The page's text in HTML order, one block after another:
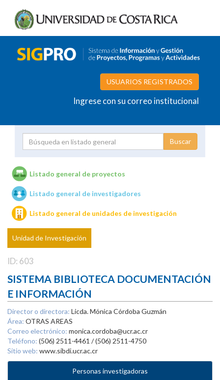
USUARIOS REGISTRADOS
Ingrese con su correo institucional
Unidades de investigación
Listado general de proyectos
Listado general de investigadores
Listado general de unidades de investigación
Unidad de Investigación
ID: 603
SISTEMA BIBLIOTECA DOCUMENTACIÓN
E INFORMACIÓN
Director o directora: Licda. Mónica Córdoba Guzmán
Área: OTRAS AREAS
Correo electrónico: monica.cordoba@ucr.ac.cr
Teléfono: (506) 2511-4461 / (506) 2511-4750
Sitio web: www.sibdi.ucr.ac.cr
Personas investigadoras